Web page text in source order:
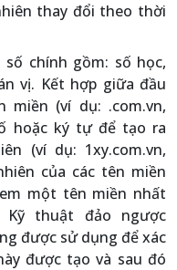
thay đổi theo thời
chính gồm: số học,
vị. Kết hợp giữa đầu
miền (ví dụ: .com.vn,
hoặc ký tự để tạo ra
(ví dụ: 1xy.com.vn,
của các tên miền
một tên miền nhất
thuật đảo ngược
được sử dụng để xác
được tạo và sau đó